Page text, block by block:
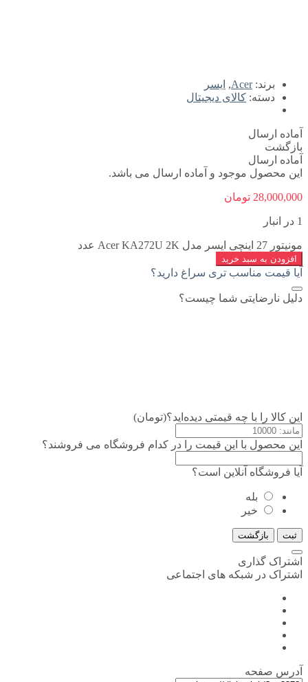
برند:Acer
, ایسر
دسته: کالای دیجیتال
آماده ارسال
بازگشت
آماده ارسال
این محصول موجود و آماده ارسال می باشد.
28,000,000 تومان
1 در انبار
مونیتور 27 اینچی ایسر مدل Acer KA272U 2K عدد
افزودن به سبد خرید
آیا قیمت مناسب تری سراغ دارید؟
دلیل نارضایتی شما چیست؟
این کالا را با چه قیمتی دیده‌اید؟(تومان)
این محصول با این قیمت را در کدام فروشگاه می فروشند؟
آیا فروشگاه آنلاین است؟
بله
خیر
ثبت بازگشت
اشتراک گذاری
اشتراک در شبکه های اجتماعی
آدرس صفحه